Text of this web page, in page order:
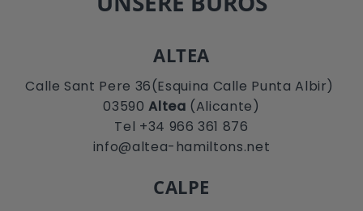
ALTEA
Calle Sant Pere 36(Esquina Calle Punta Albir)
03590Altea (Alicante)
Tel +34 966 361 876
info@altea-hamiltons.net
CALPE